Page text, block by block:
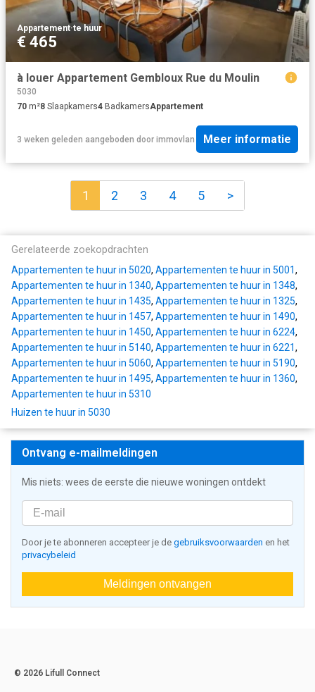
Appartement·te huur
€ 465
à louer Appartement Gembloux Rue du Moulin
5030
70 m²8 Slaapkamers4 BadkamersAppartement
3 weken geleden aangeboden door immovlan Meer informatie
1 2 3 4 5 >
Gerelateerde zoekopdrachten
Appartementen te huur in 5020, Appartementen te huur in 5001,
Appartementen te huur in 1340, Appartementen te huur in 1348,
Appartementen te huur in 1435, Appartementen te huur in 1325,
Appartementen te huur in 1457, Appartementen te huur in 1490,
Appartementen te huur in 1450, Appartementen te huur in 6224,
Appartementen te huur in 5140, Appartementen te huur in 6221,
Appartementen te huur in 5060, Appartementen te huur in 5190,
Appartementen te huur in 1495, Appartementen te huur in 1360,
Appartementen te huur in 5310
Huizen te huur in 5030
Ontvang e-mailmeldingen
Mis niets: wees de eerste die nieuwe woningen ontdekt
Door je te abonneren accepteer je de gebruiksvoorwaarden en het
privacybeleid
Meldingen ontvangen
© 2026 Lifull Connect